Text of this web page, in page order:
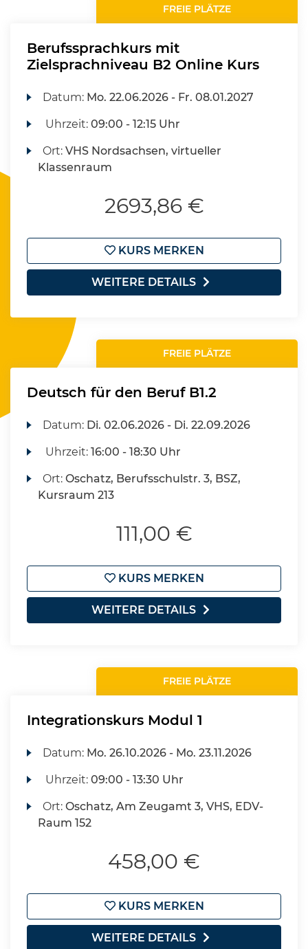
FREIE PLÄTZE
Berufssprachkurs mit
Zielsprachniveau B2 Online Kurs
Datum: Mo. 22.06.2026 - Fr. 08.01.2027
Uhrzeit:09:00 - 12:15 Uhr
Ort:VHS Nordsachsen, virtueller
Klassenraum
2693,86 €
KURS MERKEN
WEITERE DETAILS
FREIE PLÄTZE
Deutsch für den Beruf B1.2
Datum: Di. 02.06.2026 - Di. 22.09.2026
Uhrzeit:16:00 - 18:30 Uhr
Ort:Oschatz, Berufsschulstr. 3, BSZ,
Kursraum 213
111,00 €
KURS MERKEN
WEITERE DETAILS
FREIE PLÄTZE
Integrationskurs Modul 1
Datum: Mo. 26.10.2026 - Mo. 23.11.2026
Uhrzeit:09:00 - 13:30 Uhr
Ort:Oschatz, Am Zeugamt 3, VHS, EDV-
Raum 152
458,00 €
KURS MERKEN
WEITERE DETAILS